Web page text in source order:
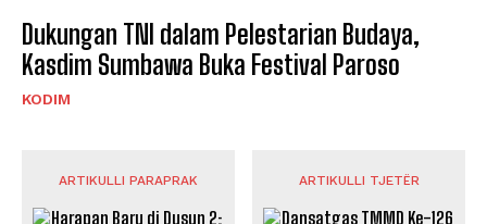
Dukungan TNI dalam Pelestarian Budaya,
Kasdim Sumbawa Buka Festival Paroso
KODIM
ARTIKULLI PARAPRAK ARTIKULLI TJETËR